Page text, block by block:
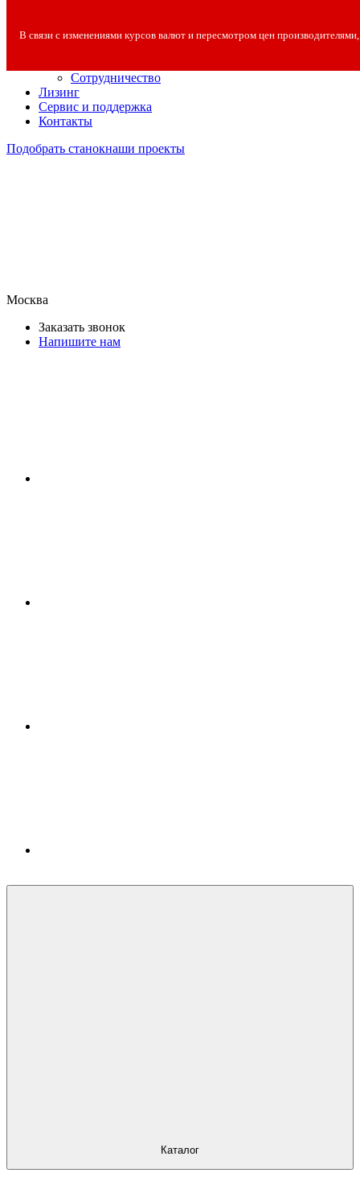
В связи с изменениями курсов валют и пересмотром цен
О компании
Сотрудничество
Лизинг
Сервис и поддержка
Контакты
Подобрать станокнаши проекты
Москва
Заказать звонок
Напишите нам
Каталог